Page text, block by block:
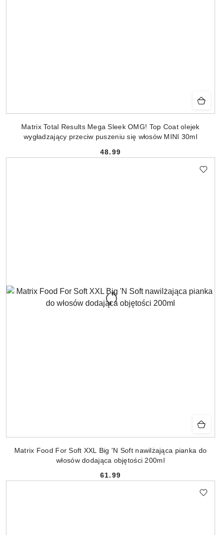
Matrix Total Results Mega Sleek OMG! Top Coat olejek
wygładzający przeciw puszeniu się włosów MINI 30ml
Cena:
48.99
Matrix Food For Soft XXL Big 'N Soft nawilżająca pianka do
włosów dodająca objętości 200ml
Cena:
61.99